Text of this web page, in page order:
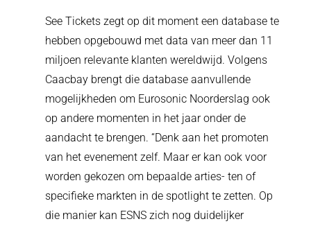
See Tickets zegt op dit moment een database te
hebben opgebouwd met data van meer dan 11
miljoen relevante klanten wereldwijd. Volgens
Caacbay brengt die database aanvullende
mogelijkheden om Eurosonic Noorderslag ook
op andere momenten in het jaar onder de
aandacht te brengen. “Denk aan het promoten
van het evenement zelf. Maar er kan ook voor
worden gekozen om bepaalde arties- ten of
specifieke markten in de spotlight te zetten. Op
die manier kan ESNS zich nog duidelijker